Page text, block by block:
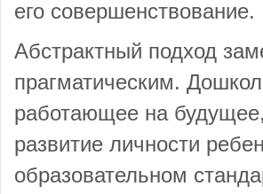
его совершенствование.
Абстрактный подход
прагматическим.
работающее на
развитие личности
образовательном